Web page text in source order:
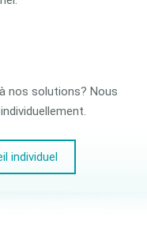
nos solutions? Nous
individuel